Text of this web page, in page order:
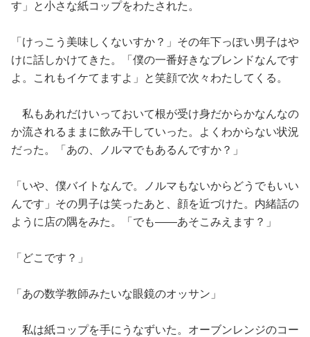
す」と小さな紙コップをわたされた。
「けっこう美味しくないすか？」その年下っぽい男子はや
けに話しかけてきた。「僕の一番好きなブレンドなんです
よ。これもイケてますよ」と笑顔で次々わたしてくる。
私もあれだけいっておいて根が受け身だからかなんなの
か流されるままに飲み干していった。よくわからない状況
だった。「あの、ノルマでもあるんですか？」
「いや、僕バイトなんで。ノルマもないからどうでもいい
んです」その男子は笑ったあと、顔を近づけた。内緒話の
ように店の隅をみた。「でも——あそこみえます？」
「どこです？」
「あの数学教師みたいな眼鏡のオッサン」
私は紙コップを手にうなずいた。オーブンレンジのコー